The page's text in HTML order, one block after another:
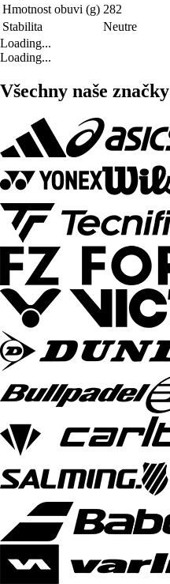
Hmotnost obuvi (g) 282
Stabilita
Neutre
Loading...
Loading...
Všechny naše značky